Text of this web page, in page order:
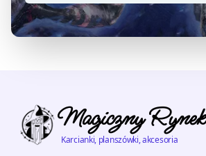
Magiczny Rynek
Karcianki, planszówki, akcesoria